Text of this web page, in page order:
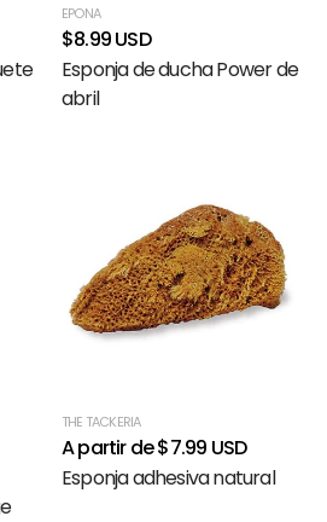
EPONA
$8.99 USD
Esponja de ducha Power de
abril
THE TACKERIA
A partir de $7.99 USD
Esponja adhesiva natural